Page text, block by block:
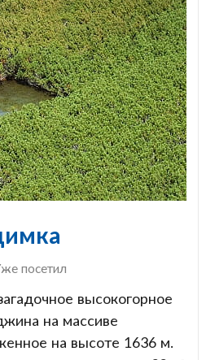
посетил
высокогорное
на массиве
на высоте 1636 м.